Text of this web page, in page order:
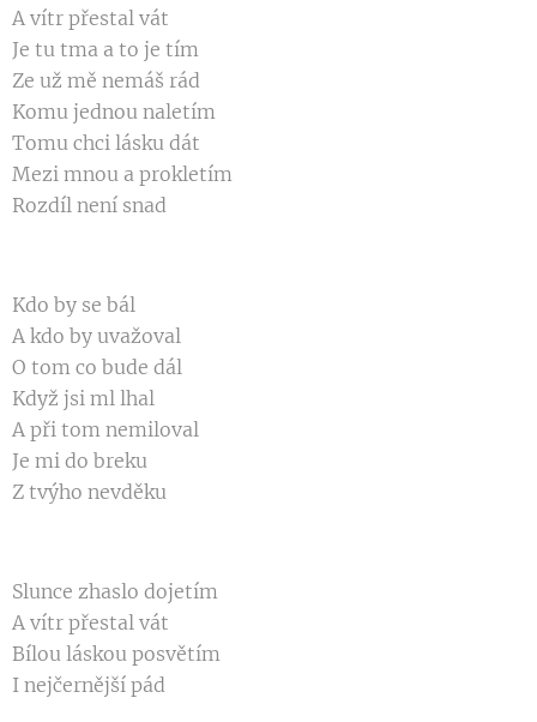
A vítr přestal vát
Je tu tma a to je tím
Ze už mě nemáš rád
Komu jednou naletím
Tomu chci lásku dát
Mezi mnou a prokletím
Rozdíl není snad
Kdo by se bál
A kdo by uvažoval
O tom co bude dál
Když jsi ml lhal
A při tom nemiloval
Je mi do breku
Z tvýho nevděku
Slunce zhaslo dojetím
A vítr přestal vát
Bílou láskou posvětím
I nejčernější pád